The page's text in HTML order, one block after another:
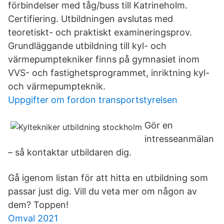
förbindelser med tåg/buss till Katrineholm.
Certifiering. Utbildningen avslutas med
teoretiskt- och praktiskt examineringsprov.
Grundläggande utbildning till kyl- och
värmepumptekniker finns på gymnasiet inom
VVS- och fastighetsprogrammet, inriktning kyl-
och värmepumpteknik.
Uppgifter om fordon transportstyrelsen
Gör en
intresseanmälan
– så kontaktar utbildaren dig.
Gå igenom listan för att hitta en utbildning som
passar just dig. Vill du veta mer om någon av
dem? Toppen!
Omval 2021